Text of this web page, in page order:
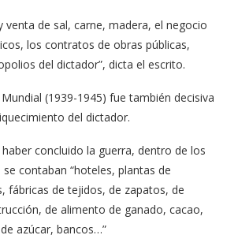
venta de sal, carne, madera, el negocio
los contratos de obras públicas,
del dictador”, dicta el escrito.
(1939-1945) fue también decisiva
del dictador.
concluido la guerra, dentro de los
contaban “hoteles, plantas de
fábricas de tejidos, de zapatos, de
de alimento de ganado, cacao,
azúcar, bancos…”